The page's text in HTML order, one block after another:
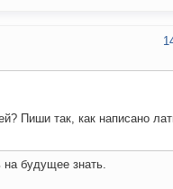
Пиши так, как написано
на будущее знать.